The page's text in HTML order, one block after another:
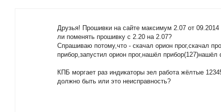
Друзья! Прошивки на сайте максимум 2.07 от
ли поменять прошивку с 2.20 на 2.07?
Спрашиваю потому,что - скачал орион прог,скачал
прибор,запустил орион прог,нашёл
КПБ моргает раз индикаторы зел работа жёлтые
должно быть или это неисправность?